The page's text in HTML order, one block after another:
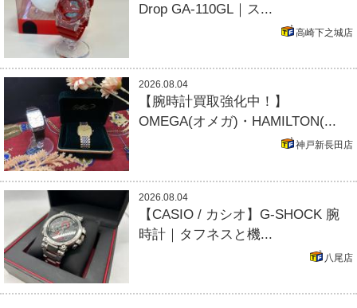
Drop GA-110GL｜ス...
高崎下之城店
2026.08.04
【腕時計買取強化中！】
OMEGA(オメガ)・HAMILTON(...
神戸新長田店
2026.08.04
【CASIO / カシオ】G-SHOCK 腕
時計｜タフネスと機...
八尾店